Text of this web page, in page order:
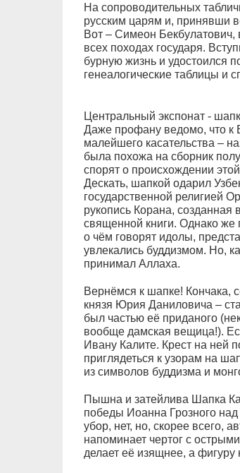
На сопроводительных
русским царям и, принявши
Вот – Симеон
всех походах государя.
бурную жизнь и удостоился
генеалогические таблицы и
Центральный экспонат -
Даже профану ведомо, что к
малейшего касательства –
была похожа на сборник
спорят о происхождении
Дескать, шапкой одарил
государственной религией
рукопись Корана,
священной книги. Однако же
о чём говорят идолы,
увлекались буддизмом. Но,
принимал Аллаха.
Вернёмся к шапке! Кончака,
князя Юрия Даниловича –
был частью её приданого
вообще дамская вещица!).
Ивану Калите. Крест на ней
приглядеться к узорам на
из символов буддизма и
Пышна и затейлива Шапка
победы Иоанна Грозного над
убор, нет, но, скорее всего,
напоминает чертог с
делает её изящнее, а